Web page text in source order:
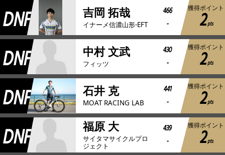
DNF 吉岡 拓哉
イナーメ信濃山形-EFT
466
-
獲得ポイント
2pts
DNF 中村 文武
フィッツ
430
-
獲得ポイント
2pts
DNF 石井 克
MOAT RACING LAB
441
-
獲得ポイント
2pts
DNF 福原 大
サイタマサイクルプロ
ジェクト
439
-
獲得ポイント
2pts